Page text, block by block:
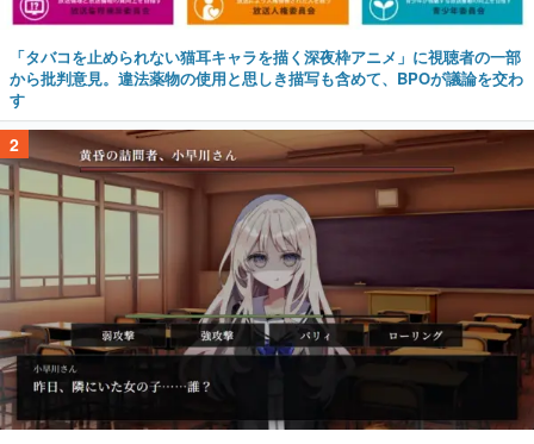
「タバコを止められない猫耳キャラを描く深夜枠アニメ」に視聴者の一部
から批判意見。違法薬物の使用と思しき描写も含めて、BPOが議論を交わ
す
2